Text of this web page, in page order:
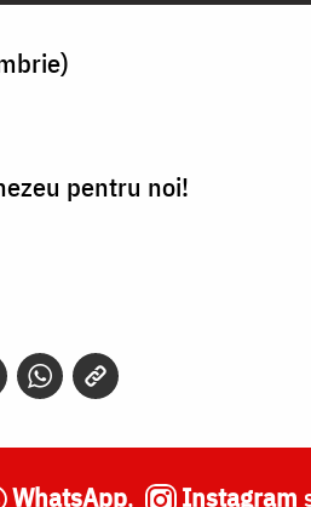
pentru noi!
WhatsApp, Instagram